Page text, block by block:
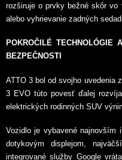
rozširuje o prvky bežné skôr vo
alebo vyhrievanie zadných
POKROČILÉ TECHNOLÓGIE
BEZPEČNOSTI
ATTO 3 bol od svojho uvedenia
3 EVO túto povesť ďalej
elektrických rodinných SUV
Vozidlo je vybavené najnovším
dotykovým displejom,
integrované služby Google